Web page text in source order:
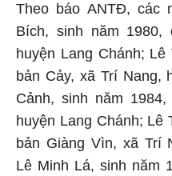
Theo báo ANTĐ, các
Bích, sinh năm
huyện Lang Chánh;
bản Cảy, xã Trí Nang,
Cảnh, sinh năm
huyện Lang Chánh;
bản Giàng Vìn, xã Trí
Lê Minh Lá, sinh năm